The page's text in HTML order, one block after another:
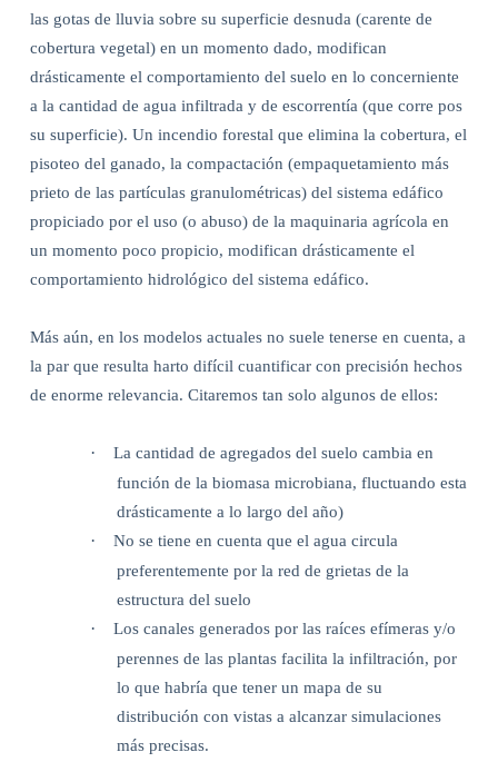
las gotas de lluvia sobre su superficie desnuda (carente de
cobertura vegetal) en un momento dado, modifican
drásticamente el comportamiento del suelo en lo concerniente
a la cantidad de agua infiltrada y de escorrentía (que corre pos
su superficie). Un incendio forestal que elimina la cobertura, el
pisoteo del ganado, la compactación (empaquetamiento más
prieto de las partículas granulométricas) del sistema edáfico
propiciado por el uso (o abuso) de la maquinaria agrícola en
un momento poco propicio, modifican drásticamente el
comportamiento hidrológico del sistema edáfico.
Más aún, en los modelos actuales no suele tenerse en cuenta, a
la par que resulta harto difícil cuantificar con precisión hechos
de enorme relevancia. Citaremos tan solo algunos de ellos:
·
La cantidad de agregados del suelo cambia en
función de la biomasa microbiana, fluctuando esta
drásticamente a lo largo del año)
·
No se tiene en cuenta que el agua circula
preferentemente por la red de grietas de la
estructura del suelo
·
Los canales generados por las raíces efímeras y/o
perennes de las plantas facilita la infiltración, por
lo que habría que tener un mapa de su
distribución con vistas a alcanzar simulaciones
más precisas.